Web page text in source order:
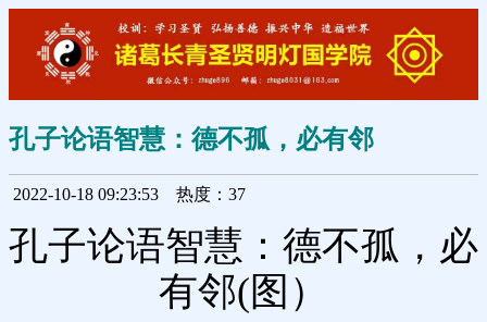
孔子论语智慧：德不孤，必有邻
2022-10-18 09:23:53 热度：37
孔子论语智慧：德不孤，必
有邻(图）